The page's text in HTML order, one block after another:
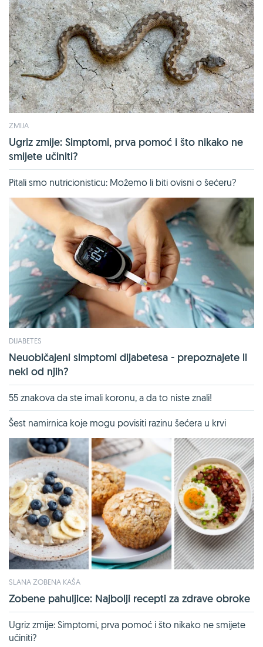
ZMIJA
Ugriz zmije: Simptomi, prva pomoć i što nikako ne
smijete učiniti?
Pitali smo nutricionisticu: Možemo li biti ovisni o šećeru?
DIJABETES
Neuobičajeni simptomi dijabetesa - prepoznajete li
neki od njih?
55 znakova da ste imali koronu, a da to niste znali!
Šest namirnica koje mogu povisiti razinu šećera u krvi
SLANA ZOBENA KAŠA
Zobene pahuljice: Najbolji recepti za zdrave obroke
Ugriz zmije: Simptomi, prva pomoć i što nikako ne smijete
učiniti?